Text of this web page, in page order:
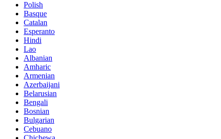
Polish
Basque
Catalan
Esperanto
Hindi
Lao
Albanian
Amharic
Armenian
Azerbaijani
Belarusian
Bengali
Bosnian
Bulgarian
Cebuano